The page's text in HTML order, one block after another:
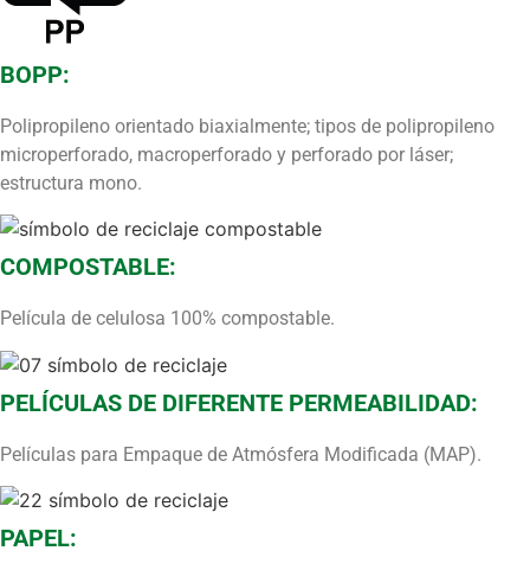
BOPP:
Polipropileno orientado biaxialmente; tipos de polipropileno
microperforado, macroperforado y perforado por láser;
estructura mono.
COMPOSTABLE:
Película de celulosa 100% compostable.
PELÍCULAS DE DIFERENTE PERMEABILIDAD:
Películas para Empaque de Atmósfera Modificada (MAP).
PAPEL: